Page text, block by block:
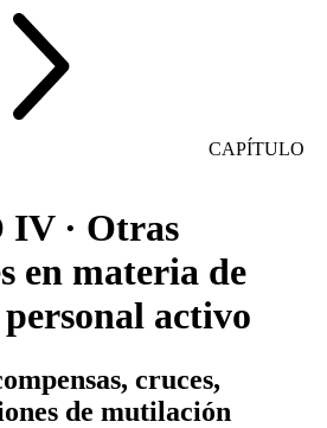
CAPÍTULO
· Otras
en materia de
activo
cruces,
de mutilación